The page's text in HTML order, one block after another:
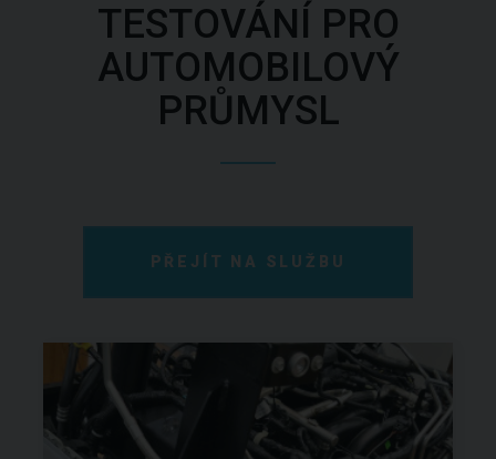
TESTOVÁNÍ PRO
AUTOMOBILOVÝ
PRŮMYSL
PŘEJÍT NA SLUŽBU